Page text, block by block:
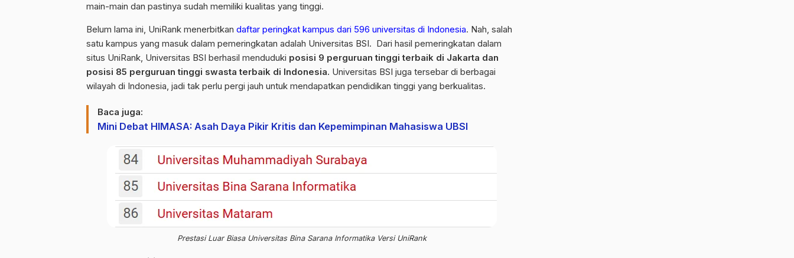
main-main dan pastinya sudah memiliki kualitas yang tinggi.
Belum lama ini, UniRank menerbitkan daftar peringkat kampus dari 596 universitas di Indonesia. Nah, salah
satu kampus yang masuk dalam pemeringkatan adalah Universitas BSI. Dari hasil pemeringkatan dalam
situs UniRank, Universitas BSI berhasil menduduki posisi 9 perguruan tinggi terbaik di Jakarta dan
posisi 85 perguruan tinggi swasta terbaik di Indonesia. Universitas BSI juga tersebar di berbagai
wilayah di Indonesia, jadi tak perlu pergi jauh untuk mendapatkan pendidikan tinggi yang berkualitas.
Baca juga:
Mini Debat HIMASA: Asah Daya Pikir Kritis dan Kepemimpinan Mahasiswa UBSI
Prestasi Luar Biasa Universitas Bina Sarana Informatika Versi UniRank